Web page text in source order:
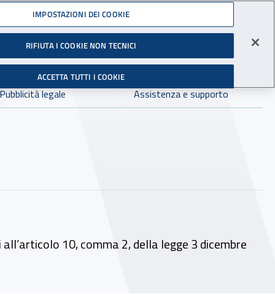
Infortuni sul Lavoro
Facebook - Sito esterno - Apertura in nuova finestra
X - Sito esterno - Apertura in nuova finestra
Instagram - Sito esterno - Apertura in
Linkedin - Sito esterno -
Youtube - Sito esterno -
Tiktok - SitoSpreaker -
Dove cercare:
in:tutto INAIL.it
Pubblicità legale Assistenza e supporto
10, comma 2, della legge 3 dicembre
IMPOSTAZIONI DEI COOKIE
RIFIUTA I COOKIE NON TECNICI
ACCETTA TUTTI I COOKIE